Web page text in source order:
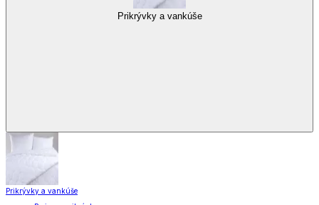
Prikrývky a vankúše
Prikrývky a vankúše